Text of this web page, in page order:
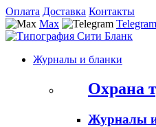
Оплата Доставка Контакты
Max
Telegram
Журналы и бланки
Охрана
Журналы